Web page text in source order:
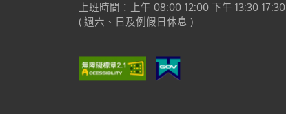
上班時間：上午 08:00-12:00 下午 13:30-17:30
( 週六、日及例假日休息 )